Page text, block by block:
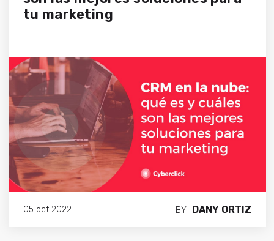
tu marketing
05 oct 2022 BY DANY ORTIZ